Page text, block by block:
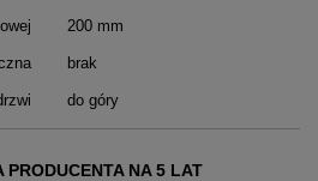
200 mm
brak
do góry
PRODUCENTA NA 5 LAT